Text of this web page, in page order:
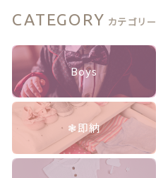
ア
タ
虎
男
っ
CATEGORY カテゴリー
Boys
❃即納
ランキング